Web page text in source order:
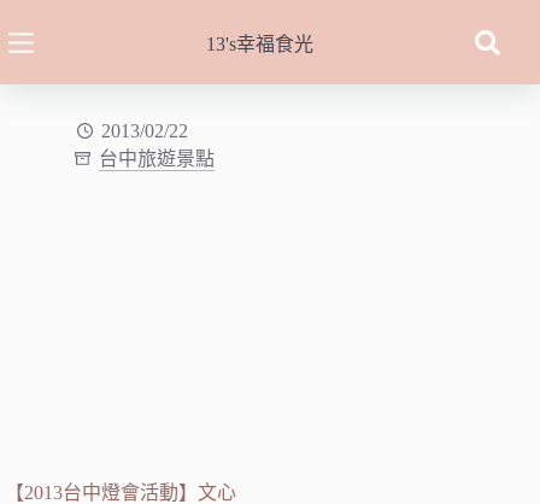
至
13's幸福食光
2013/02/22
台中旅遊景點
【2013台中燈會活動】文心